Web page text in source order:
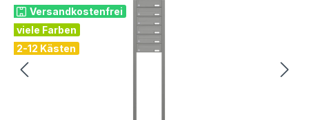
Versandkostenfrei
viele Farben
2-12 Kästen